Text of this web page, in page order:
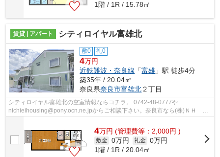
1階 / 1R / 15.78㎡
賃貸 | アパート シティロイヤル富雄北
敷0 礼0
4万円
近鉄難波・奈良線 「富雄 」駅 徒歩4分
築35年 / 20.04㎡
奈良県奈良市富雄北２丁目
シティロイヤル富雄北の空室情報ならコチラ。 0742-48-0777や
nichieihousing@pony.ocn.ne.jpからご相談下さい。奈良市なら(株)ＮＨ 日
4万円 (管理費等：2,000円 )
敷金 0万円 礼金 0万円
1階 / 1R / 20.04㎡